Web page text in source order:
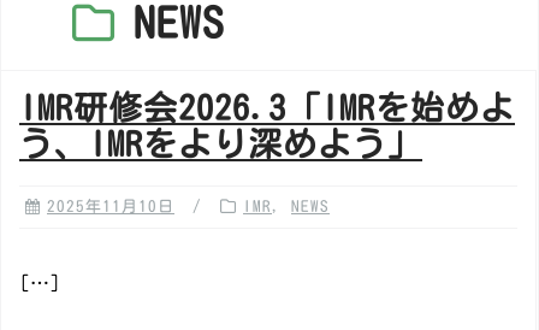
NEWS
IMR研修会2026.3「IMRを始めよ
う、IMRをより深めよう」
2025年11月10日 IMR , NEWS
[…]